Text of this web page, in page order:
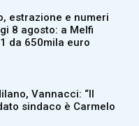
estrazione e numeri
8 agosto: a Melfi
da 650mila euro
Vannacci: “Il
sindaco è Carmelo